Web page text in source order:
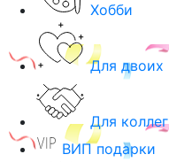
Хобби
Для двоих
Для коллег
ВИП подарки